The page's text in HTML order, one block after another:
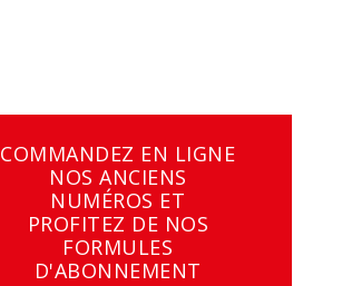
COMMANDEZ EN LIGNE
NOS ANCIENS
NUMÉROS ET
PROFITEZ DE NOS
FORMULES
D'ABONNEMENT